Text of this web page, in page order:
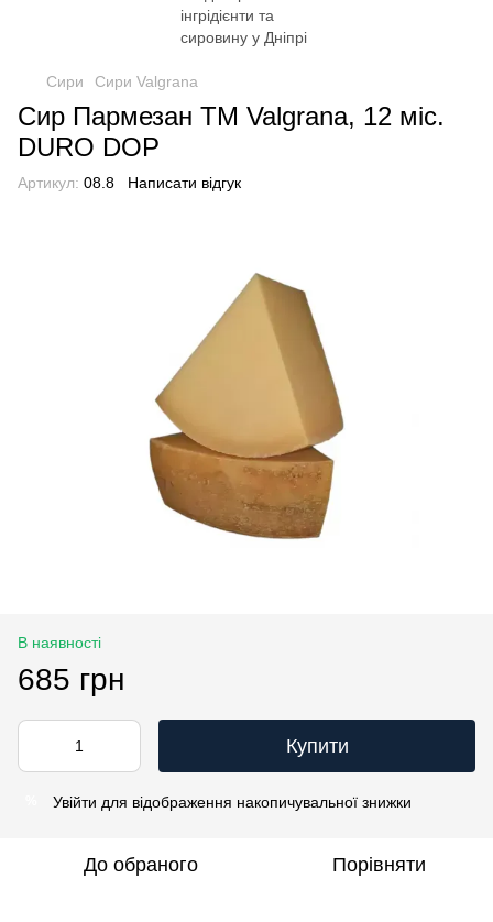
Сири Сири Valgrana
Сир Пармезан TM Valgrana, 12 міс.
DURO DOP
Артикул: 08.8 Написати відгук
В наявності
685 грн
Купити
Увійти для відображення накопичувальної знижки
До обраного Порівняти